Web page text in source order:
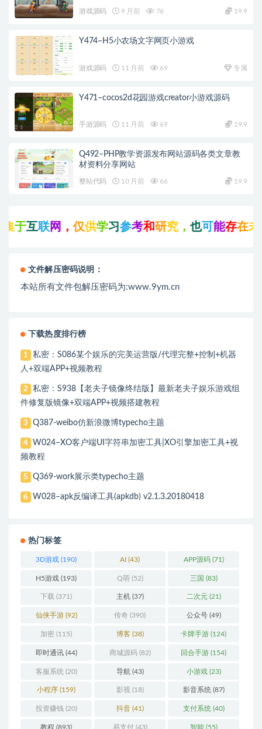
游戏源码 9 月前 76 19.9
Y474–H5小农场文字网页小游戏
游戏源码 11 月前 69 专属
Y471–cocos2d花园游戏creator小游戏源码
手游源码 11 月前 69 19.9
Q492–PHP教学资源发布网站源码各类文章教
材资料分享网站
整站代码 10 月前 66 19.9
互联网，仅供学习参考和研究，也可能存在未知
文件解压密码说明：
本站所有文件包解压密码为:www.9ym.cn
下载热度排行榜
1
私密：S086某个娱乐的完美运营版/代理完整+控制+机器
人+双端APP+视频教程
2
私密：S938【老夫子镜像终结版】最新老夫子娱乐游戏组
件修复版镜像+双端APP+视频搭建教程
3 Q387-weibo仿新浪微博typecho主题
4
W024–XO客户端UI字符串加密工具|XO引擎加密工具+视
频教程
5 Q369-work展示类typecho主题
6 W028–apk反编译工具(apkdb) v2.1.3.20180418
热门标签
3D游戏 (190) AI (43) APP源码(71)
H5游戏 (193) Q萌(52) 三国 (83)
下载 (371) 主机(37) 二次元(21)
仙侠手游(92) 传奇 (390) 公众号(49)
加密 (115) 博客(38) 卡牌手游 (124)
即时通讯(44) 商城源码(82) 回合手游 (154)
客服系统 (20) 导航(43) 小游戏(23)
小程序 (159) 影视(18) 影音系统 (87)
投资赚钱 (20) 抖音(41) 支付系统 (40)
教程 (893) 易支付(43) 智能(55)